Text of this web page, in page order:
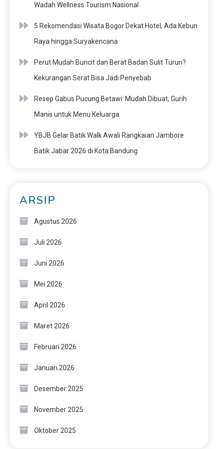
Wadah Wellness Tourism Nasional
5 Rekomendasi Wisata Bogor Dekat Hotel, Ada Kebun
Raya hingga Suryakencana
Perut Mudah Buncit dan Berat Badan Sulit Turun?
Kekurangan Serat Bisa Jadi Penyebab
Resep Gabus Pucung Betawi: Mudah Dibuat, Gurih
Manis untuk Menu Keluarga
YBJB Gelar Batik Walk Awali Rangkaian Jambore
Batik Jabar 2026 di Kota Bandung
ARSIP
Agustus 2026
Juli 2026
Juni 2026
Mei 2026
April 2026
Maret 2026
Februari 2026
Januari 2026
Desember 2025
November 2025
Oktober 2025